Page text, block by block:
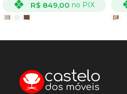
R$ 849,00 no PIX